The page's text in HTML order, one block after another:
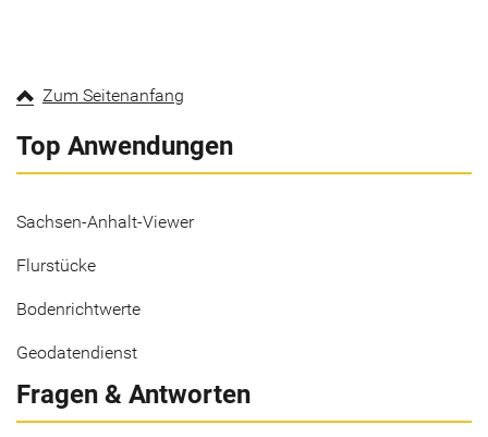
Zum Seitenanfang
Top Anwendungen
Sachsen-Anhalt-Viewer
Flurstücke
Bodenrichtwerte
Geodatendienst
Fragen & Antworten